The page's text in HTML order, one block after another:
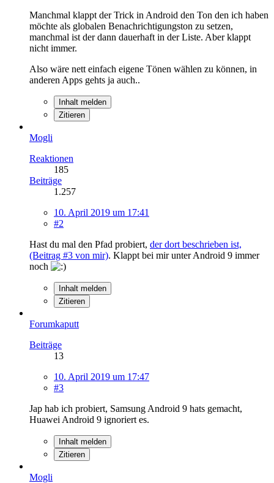
Manchmal klappt der Trick in Android den Ton den ich haben
möchte als globalen Benachrichtigungston zu setzen,
manchmal ist der dann dauerhaft in der Liste. Aber klappt
nicht immer.
Also wäre nett einfach eigene Tönen wählen zu können, in
anderen Apps gehts ja auch..
Inhalt melden
Zitieren
Mogli
Reaktionen
185
Beiträge
1.257
10. April 2019 um 17:41
#2
Hast du mal den Pfad probiert, der dort beschrieben ist,
(Beitrag #3 von mir). Klappt bei mir unter Android 9 immer
noch
Inhalt melden
Zitieren
Forumkaputt
Beiträge
13
10. April 2019 um 17:47
#3
Jap hab ich probiert, Samsung Android 9 hats gemacht,
Huawei Android 9 ignoriert es.
Inhalt melden
Zitieren
Mogli